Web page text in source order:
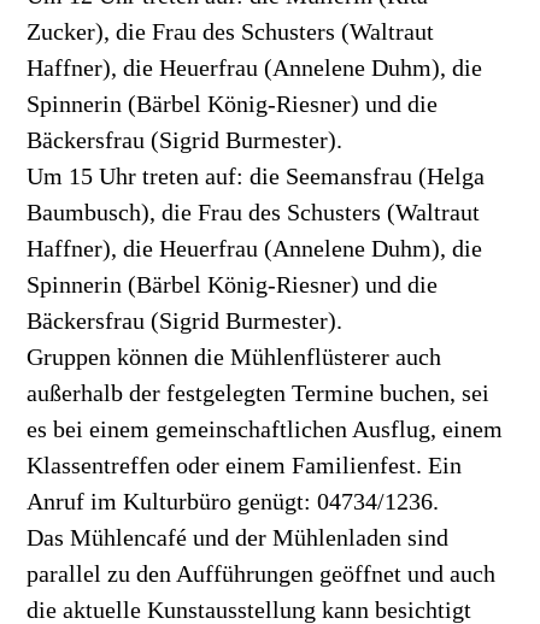
Zucker), die Frau des Schusters (Waltraut
Haffner), die Heuerfrau (Annelene Duhm), die
Spinnerin (Bärbel König-Riesner) und die
Bäckersfrau (Sigrid Burmester).
Um 15 Uhr treten auf: die Seemansfrau (Helga
Baumbusch), die Frau des Schusters (Waltraut
Haffner), die Heuerfrau (Annelene Duhm), die
Spinnerin (Bärbel König-Riesner) und die
Bäckersfrau (Sigrid Burmester).
Gruppen können die Mühlenflüsterer auch
außerhalb der festgelegten Termine buchen, sei
es bei einem gemeinschaftlichen Ausflug, einem
Klassentreffen oder einem Familienfest. Ein
Anruf im Kulturbüro genügt: 04734/1236.
Das Mühlencafé und der Mühlenladen sind
parallel zu den Aufführungen geöffnet und auch
die aktuelle Kunstausstellung kann besichtigt